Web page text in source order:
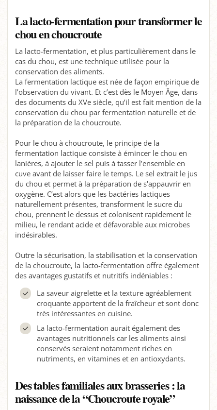
La lacto-fermentation pour transformer le
chou en choucroute
La lacto-fermentation, et plus particulièrement dans le
cas du chou, est une technique utilisée pour la
conservation des aliments.
La fermentation lactique est née de façon empirique de
l’observation du vivant. Et c’est dès le Moyen Âge, dans
des documents du XVe siècle, qu’il est fait mention de la
conservation du chou par fermentation naturelle et de
la préparation de la choucroute.
Pour le chou à choucroute, le principe de la
fermentation lactique consiste à émincer le chou en
lanières, à ajouter le sel puis à tasser l’ensemble en
cuve avant de laisser faire le temps. Le sel extrait le jus
du chou et permet à la préparation de s'appauvrir en
oxygène. C’est alors que les bactéries lactiques
naturellement présentes, transforment le sucre du
chou, prennent le dessus et colonisent rapidement le
milieu, le rendant acide et défavorable aux microbes
indésirables.
Outre la sécurisation, la stabilisation et la conservation
de la choucroute, la lacto-fermentation offre également
des avantages gustatifs et nutritifs indéniables :
La saveur aigrelette et la texture agréablement
croquante apportent de la fraîcheur et sont donc
très intéressantes en cuisine.
La lacto-fermentation aurait également des
avantages nutritionnels car les aliments ainsi
conservés seraient notamment riches en
nutriments, en vitamines et en antioxydants.
Des tables familiales aux brasseries : la
naissance de la “Choucroute royale”